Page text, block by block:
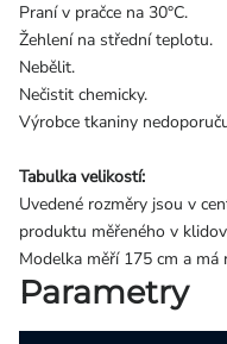
Praní v pračce na 30°C.
Žehlení na střední teplotu.
Nebělit.
Nečistit chemicky.
Výrobce tkaniny
Tabulka velikostí:
Uvedené rozměry jsou v
produktu měřeného v
Modelka měří 175 cm a má
Parametry